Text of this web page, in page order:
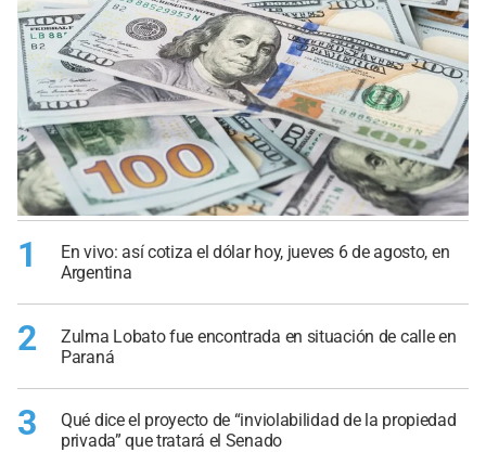
1
En vivo: así cotiza el dólar hoy, jueves 6 de agosto, en
Argentina
2
Zulma Lobato fue encontrada en situación de calle en
Paraná
3
Qué dice el proyecto de “inviolabilidad de la propiedad
privada” que tratará el Senado